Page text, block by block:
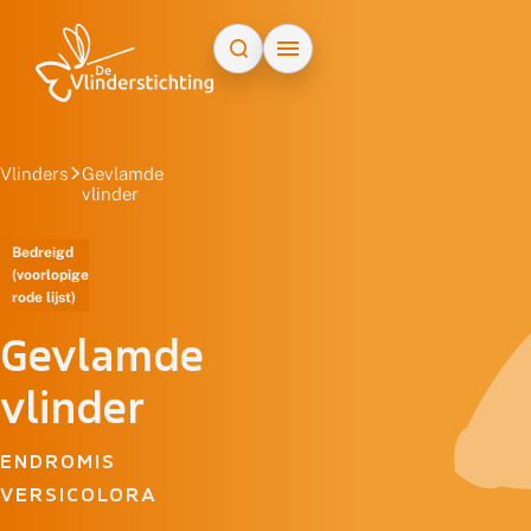
Vlinders
Gevlamde
vlinder
Bedreigd
(voorlopige
rode lijst)
Gevlamde
vlinder
ENDROMIS
VERSICOLORA